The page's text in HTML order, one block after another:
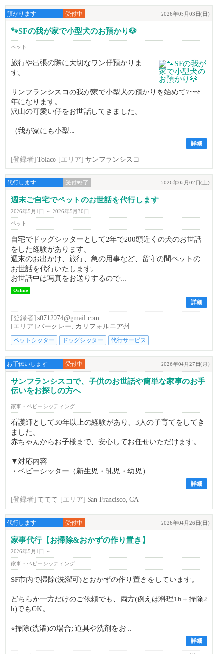
預かります 受付中 2026年05月03日(日)
🐾SFの我が家で小型犬のお預かり🐶
ペット
旅行や出張の際に大切なワン仔預かりま
す。
サンフランシスコの我が家で小型犬の預かりを始めて7〜8
年になります。
沢山の可愛い仔をお世話してきました。
（我が家にも小型...
詳細
[登録者] Tolaco [エリア] サンフランシスコ
代行します 受付終了 2026年05月02日(土)
週末ご自宅でペットのお世話を代行します
2026年5月1日 ～ 2026年5月30日
ペット
自宅でドッグシッターとして2年で200頭近くの犬のお世話
をした経験があります。
週末のお出かけ、旅行、急の用事など、留守の間ペットの
お世話を代行いたします。
お世話中は写真をお送りするので...
Online
詳細
[登録者] s0712074@gmail.com
[エリア] バークレー, カリフォルニア州
ペットシッター ドッグシッター 代行サービス
お手伝いします 受付中 2026年04月27日(月)
サンフランシスコで、子供のお世話や簡単な家事のお手
伝いをお探しの方へ
家事・ベビーシッティング
看護師として30年以上の経験があり、3人の子育てをしてき
ました。
赤ちゃんからお子様まで、安心してお任せいただけます。
▼対応内容
・ベビーシッター（新生児・乳児・幼児）
詳細
[登録者] ててて [エリア] San Francisco, CA
代行します 受付中 2026年04月26日(日)
家事代行【お掃除&おかずの作り置き】
2026年5月1日 ～
家事・ベビーシッティング
SF市内で掃除(洗濯可)とおかずの作り置きをしています。
どちらか一方だけのご依頼でも、両方(例えば料理1h＋掃除2
h)でもOK。
⭐︎掃除(洗濯)の場合; 道具や洗剤をお...
詳細